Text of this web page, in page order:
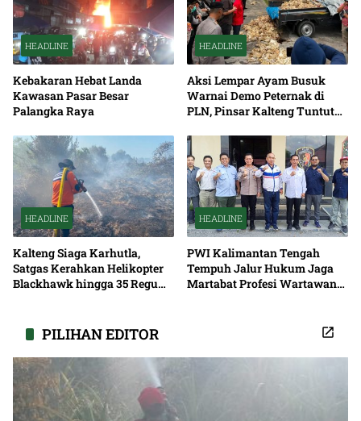
HEADLINE
Kebakaran Hebat Landa
Kawasan Pasar Besar
Palangka Raya
HEADLINE
Aksi Lempar Ayam Busuk
Warnai Demo Peternak di
PLN, Pinsar Kalteng Tuntut
HEADLINE
Kalteng Siaga Karhutla,
Satgas Kerahkan Helikopter
Blackhawk hingga 35 Regu
HEADLINE
PWI Kalimantan Tengah
Tempuh Jalur Hukum Jaga
Martabat Profesi Wartawan
PILIHAN EDITOR